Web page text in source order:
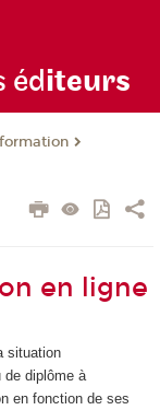
éditeurs
en ligne
situation
de diplôme à
en fonction de ses